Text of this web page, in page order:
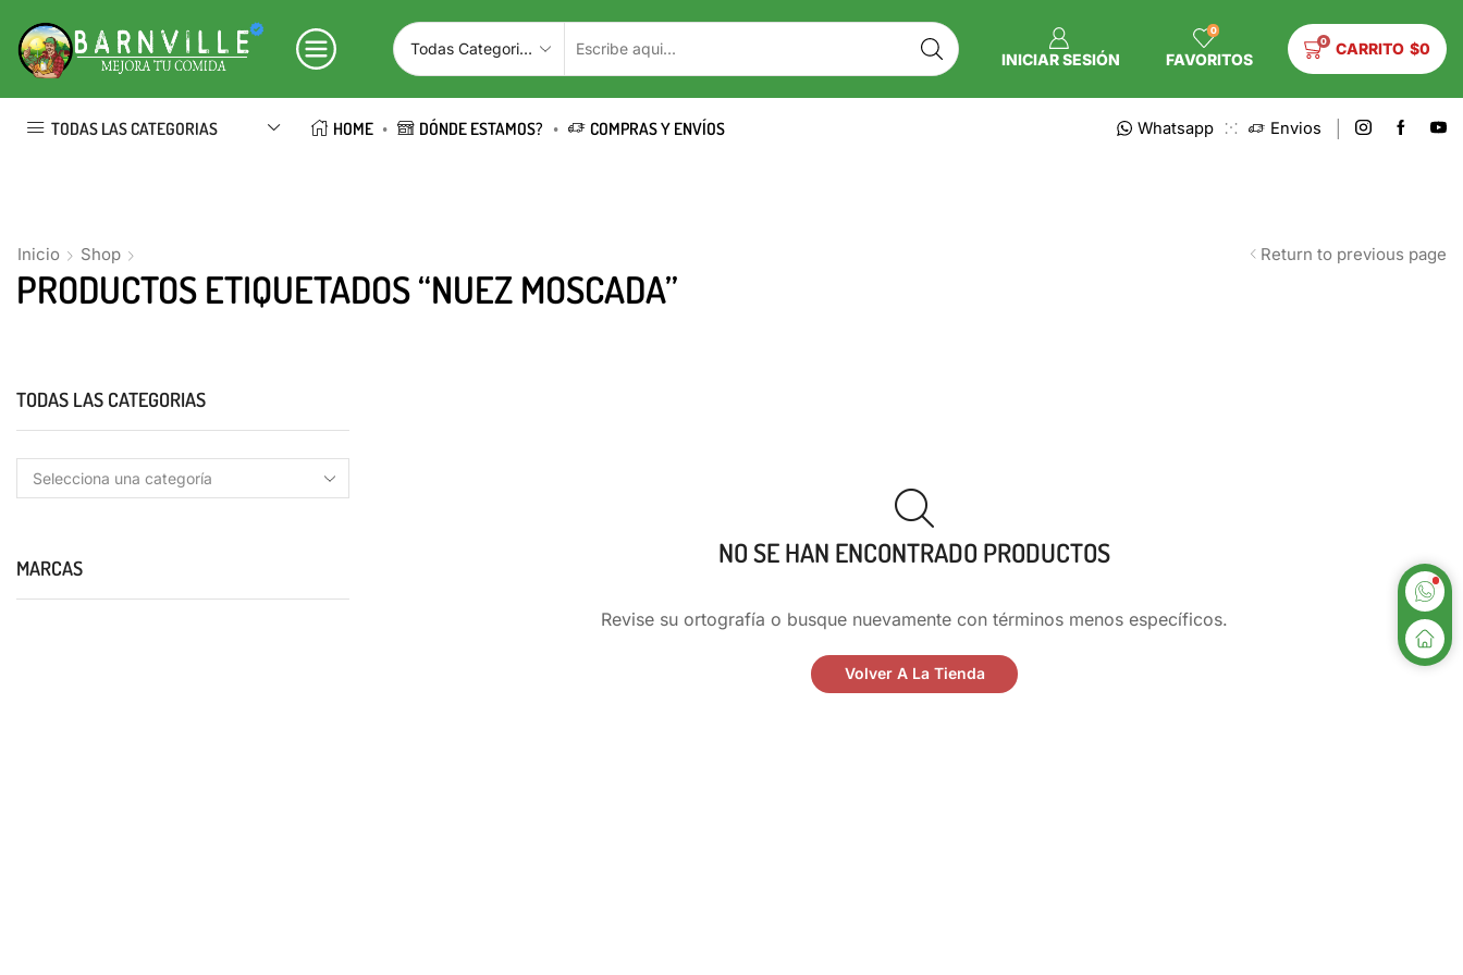
INICIAR SESIÓN
0
FAVORITOS
0 CARRITO $0
TODAS LAS CATEGORIAS HOME DÓNDE ESTAMOS? COMPRAS Y ENVÍOS Whatsapp Envios
Inicio Shop
PRODUCTOS ETIQUETADOS “NUEZ MOSCADA”
Return to previous page
NO SE HAN ENCONTRADO PRODUCTOS
Revise su ortografía o busque nuevamente con términos menos específicos.
Volver A La Tienda
TODAS LAS CATEGORIAS
MARCAS